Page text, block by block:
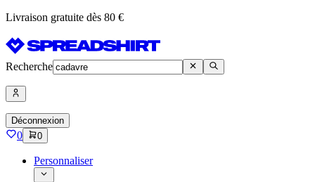
Livraison gratuite dès 80 €
Recherche
Déconnexion
0 0
Personnaliser